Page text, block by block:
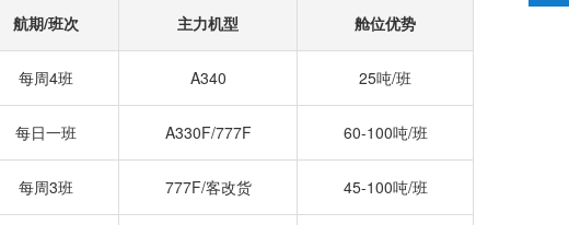
航期/班次 主力机型 舱位优势
每周4班 A340 25吨/班
每日一班 A330F/777F 60-100吨/班
每周3班 777F/客改货 45-100吨/班